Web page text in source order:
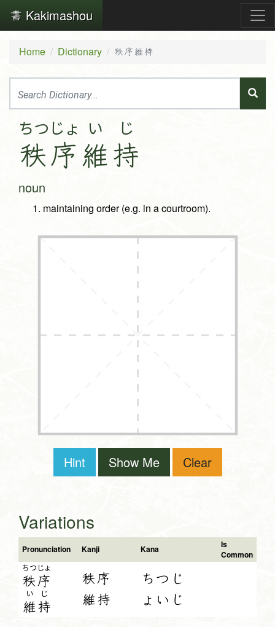
Kakimashou
Home Dictionary 秩序維持
ちつ
秩
じょ
序
い
維
じ
持
noun
maintaining order (e.g. in a courtroom).
Hint Show Me Clear
Variations
Pronunciation Kanji Kana
Is
Common
ちつ
秩
じょ
序
い
維
じ
持
秩序
維持
ちつじ
ょいじ